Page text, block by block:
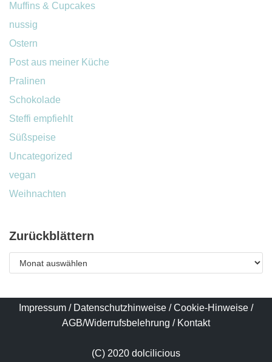
Muffins & Cupcakes
nussig
Ostern
Post aus meiner Küche
Pralinen
Schokolade
Steffi empfiehlt
Süßspeise
Uncategorized
vegan
Weihnachten
Zurückblättern
Impressum / Datenschutzhinweise /Cookie-Hinweise /
AGB/Widerrufsbelehrung / Kontakt
(C) 2020 dolcilicious